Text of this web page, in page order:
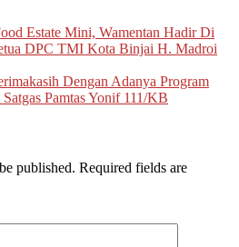
Estate Mini, Wamentan Hadir Di
DPC TMI Kota Binjai H. Madroi
Dengan Adanya Program
Pamtas Yonif 111/KB
published. Required fields are